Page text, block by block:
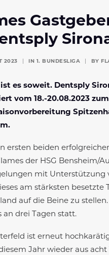
2023 IN 1. BUNDESLIGA BY
es soweit. Dentsply
vom 18.-20.08.2023
ersten beiden
der HSG Bensheim/
mit Unterstützung
am stärksten besetzte
auf die Beine zu
an drei Tagen statt.
ist erneut
Jahr wieder aus acht